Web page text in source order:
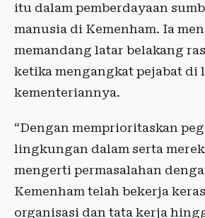
itu dalam pemberdayaan
manusia di Kemenham. Ia
memandang latar belakang
ketika mengangkat pejabat di
kementeriannya.
“Dengan memprioritaskan
lingkungan dalam serta
mengerti permasalahan
Kemenham telah bekerja
organisasi dan tata kerja